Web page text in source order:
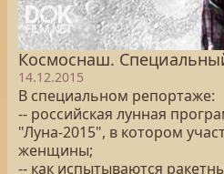
Космоснаш.
14.12.2015
В специальном репортаже:
-- российская лунная
"Луна-2015", в котором
женщины;
-- как испытываются